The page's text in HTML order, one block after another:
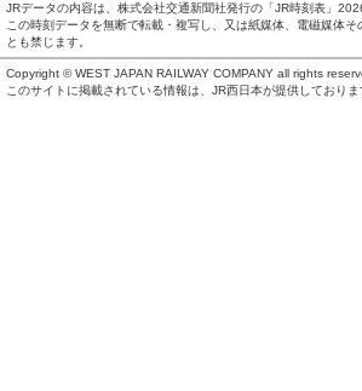
JRデータの内容は、株式会社交通新聞社発行の「JR時刻表」
この時刻データを無断で転載・複写し、又は紙媒体、電磁媒体そ
とも禁じます。
Copyright © WEST JAPAN RAILWAY COMPANY all rights
このサイトに掲載されている情報は、JR西日本が提供しておりま